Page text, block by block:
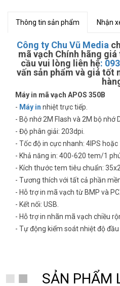
Thông tin sản phẩm Nhận
Công ty Chu Vũ Media
mã vạch Chính hãng
cầu vui lòng liên hệ:
vấn sản phẩm và giá tốt
Máy in mã vạch APOS 350B
- Máy in nhiệt trực tiếp.
- Bộ nhớ 2M Flash và 2M bộ nhớ
- Độ phân giải: 203dpi.
- Tốc độ in cực nhanh: 4IPS
- Khả năng in: 400-620 tem/1
- Kích thước tem tiêu chuẩn:
- Tương thích với tất cả phần
- Hỗ trợ in mã vạch từ BMP và
- Kết nối: USB.
- Hỗ trợ in nhãn mã vạch chiều
- Tự động kiểm soát nhiệt độ
SẢN PHẨM